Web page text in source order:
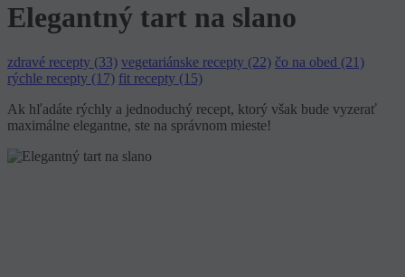
Elegantný tart na slano
zdravé recepty (33) vegetariánske recepty (22) čo na obed (21)
rýchle recepty (17) fit recepty (15)
Ak hľadáte rýchly a jednoduchý recept, ktorý však bude vyzerať
maximálne elegantne, ste na správnom mieste!